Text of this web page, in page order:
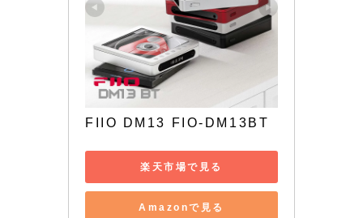
FIIO DM13 FIO-DM13BT
楽天市場で見る
Amazonで見る